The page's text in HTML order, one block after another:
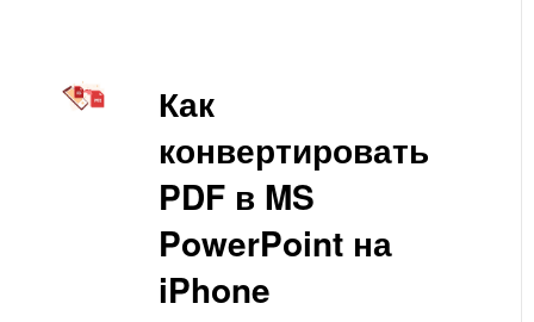
Как
конвертировать
PDF в MS
PowerPoint на
iPhone